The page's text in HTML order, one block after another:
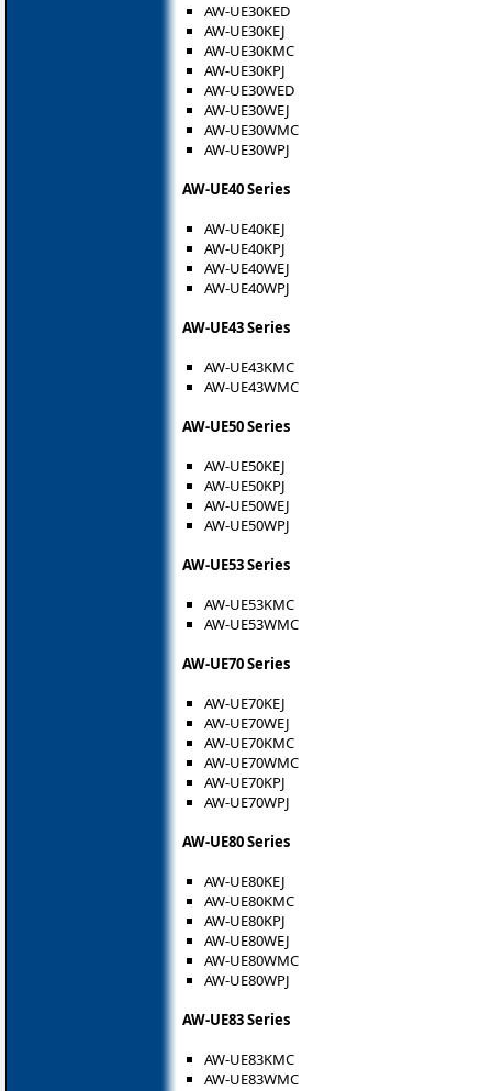
AW-UE30KED
AW-UE30KEJ
AW-UE30KMC
AW-UE30KPJ
AW-UE30WED
AW-UE30WEJ
AW-UE30WMC
AW-UE30WPJ
AW-UE40 Series
AW-UE40KEJ
AW-UE40KPJ
AW-UE40WEJ
AW-UE40WPJ
AW-UE43 Series
AW-UE43KMC
AW-UE43WMC
AW-UE50 Series
AW-UE50KEJ
AW-UE50KPJ
AW-UE50WEJ
AW-UE50WPJ
AW-UE53 Series
AW-UE53KMC
AW-UE53WMC
AW-UE70 Series
AW-UE70KEJ
AW-UE70WEJ
AW-UE70KMC
AW-UE70WMC
AW-UE70KPJ
AW-UE70WPJ
AW-UE80 Series
AW-UE80KEJ
AW-UE80KMC
AW-UE80KPJ
AW-UE80WEJ
AW-UE80WMC
AW-UE80WPJ
AW-UE83 Series
AW-UE83KMC
AW-UE83WMC